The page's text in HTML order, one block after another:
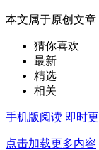
本文属于原创文章
猜你喜欢
最新
精选
相关
手机版阅读 即时
点击加载更多内容